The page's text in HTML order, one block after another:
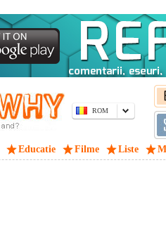
ROM
Educatie Filme Liste